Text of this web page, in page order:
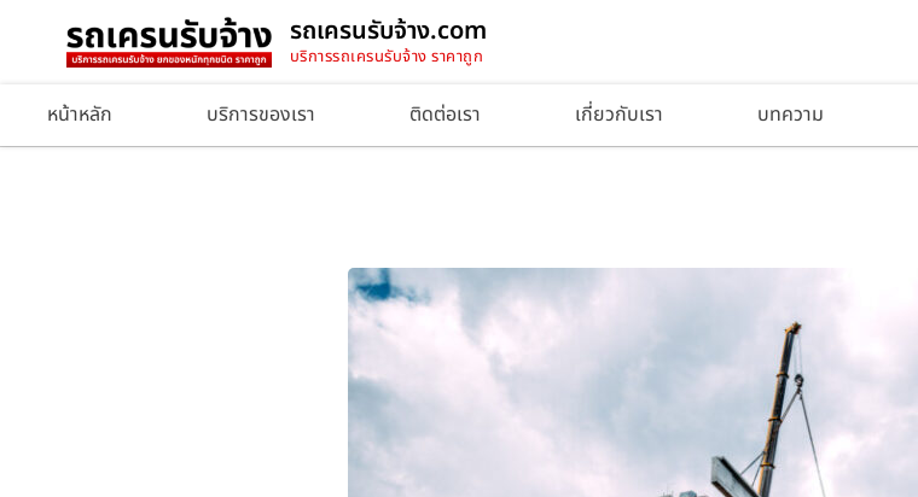
รถเครนรับจ้าง.com
บริการรถเครนรับจ้าง ราคาถูก
หน้าหลัก บริการของเรา ติดต่อเรา เกี่ยวกับเรา บทความ